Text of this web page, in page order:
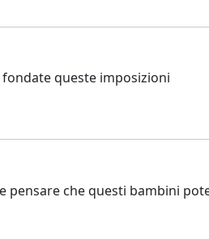
queste imposizioni
che questi bambini